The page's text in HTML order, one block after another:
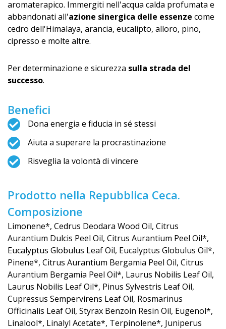
aromaterapico. Immergiti nell'acqua calda profumata e
abbandonati all'azione sinergica delle essenze come
cedro dell'Himalaya, arancia, eucalipto, alloro, pino,
cipresso e molte altre.
Per determinazione e sicurezza sulla strada del
successo.
Benefici
Dona energia e fiducia in sé stessi
Aiuta a superare la procrastinazione
Risveglia la volontà di vincere
Prodotto nella Repubblica Ceca.
Composizione
Limonene*, Cedrus Deodara Wood Oil, Citrus
Aurantium Dulcis Peel Oil, Citrus Aurantium Peel Oil*,
Eucalyptus Globulus Leaf Oil, Eucalyptus Globulus Oil*,
Pinene*, Citrus Aurantium Bergamia Peel Oil, Citrus
Aurantium Bergamia Peel Oil*, Laurus Nobilis Leaf Oil,
Laurus Nobilis Leaf Oil*, Pinus Sylvestris Leaf Oil,
Cupressus Sempervirens Leaf Oil, Rosmarinus
Officinalis Leaf Oil, Styrax Benzoin Resin Oil, Eugenol*,
Linalool*, Linalyl Acetate*, Terpinolene*, Juniperus